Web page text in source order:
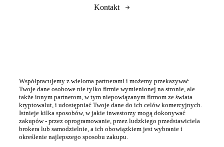
Kontakt
Współpracujemy z wieloma partnerami i możemy przekazywać
Twoje dane osobowe nie tylko firmie wymienionej na stronie, ale
także innym partnerom, w tym niepowiązanym firmom ze świata
kryptowalut, i udostępniać Twoje dane do ich celów komercyjnych.
Istnieje kilka sposobów, w jakie inwestorzy mogą dokonywać
zakupów - przez oprogramowanie, przez ludzkiego przedstawiciela
brokera lub samodzielnie, a ich obowiązkiem jest wybranie i
określenie najlepszego sposobu zakupu.